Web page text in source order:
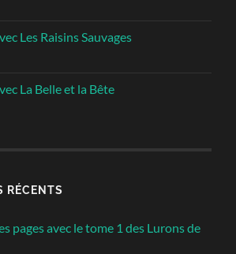
Les Raisins Sauvages
La Belle et la Bête
RÉCENTS
pages avec le tome 1 des Lurons de